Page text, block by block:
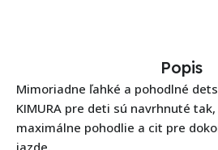
Popis
Mimoriadne ľahké a pohodlné
KIMURA pre deti sú navrhnuté
maximálne pohodlie a cit pre